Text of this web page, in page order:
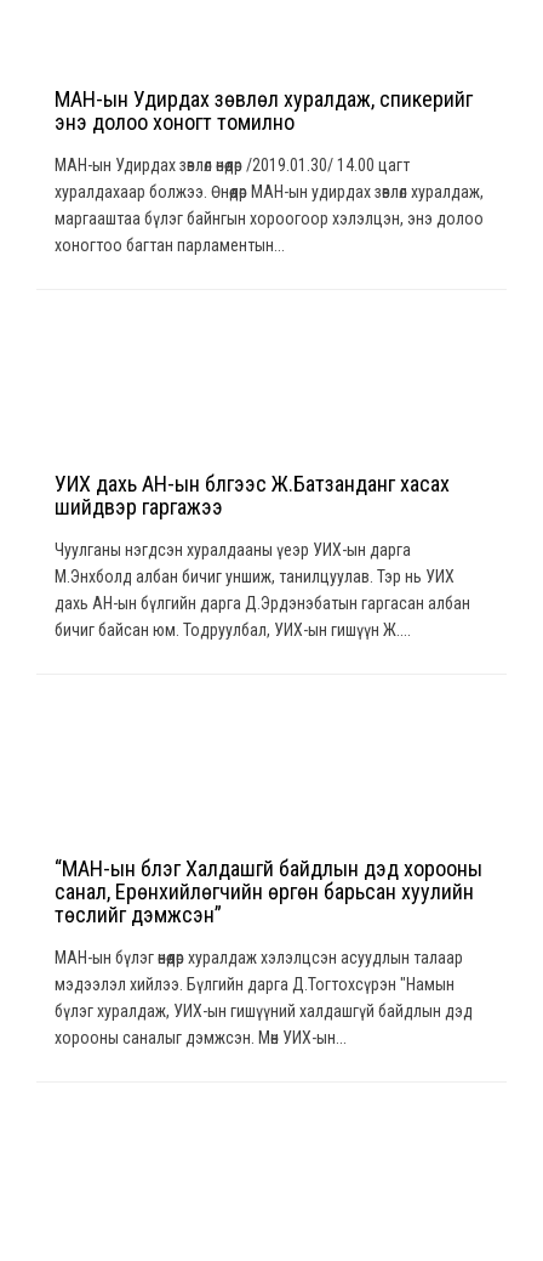
МАН-ын Удирдах зөвлөл хуралдаж, спикерийг
энэ долоо хоногт томилно
МАН-ын Удирдах зөвлөл өнөөдөр /2019.01.30/ 14.00 цагт
хуралдахаар болжээ. Өнөөдөр МАН-ын удирдах зөвлөл хуралдаж,
маргааштаа бүлэг байнгын хороогоор хэлэлцэн, энэ долоо
хоногтоо багтан парламентын...
УИХ дахь АН-ын бүлгээс Ж.Батзанданг хасах
шийдвэр гаргажээ
Чуулганы нэгдсэн хуралдааны үеэр УИХ-ын дарга
М.Энхболд албан бичиг уншиж, танилцуулав. Тэр нь УИХ
дахь АН-ын бүлгийн дарга Д.Эрдэнэбатын гаргасан албан
бичиг байсан юм. Тодруулбал, УИХ-ын гишүүн Ж....
“МАН-ын бүлэг Халдашгүй байдлын дэд хорооны
санал, Ерөнхийлөгчийн өргөн барьсан хуулийн
төслийг дэмжсэн”
МАН-ын бүлэг өнөөдөр хуралдаж хэлэлцсэн асуудлын талаар
мэдээлэл хийлээ. Бүлгийн дарга Д.Тогтохсүрэн "Намын
бүлэг хуралдаж, УИХ-ын гишүүний халдашгүй байдлын дэд
хорооны саналыг дэмжсэн. Мөн УИХ-ын...